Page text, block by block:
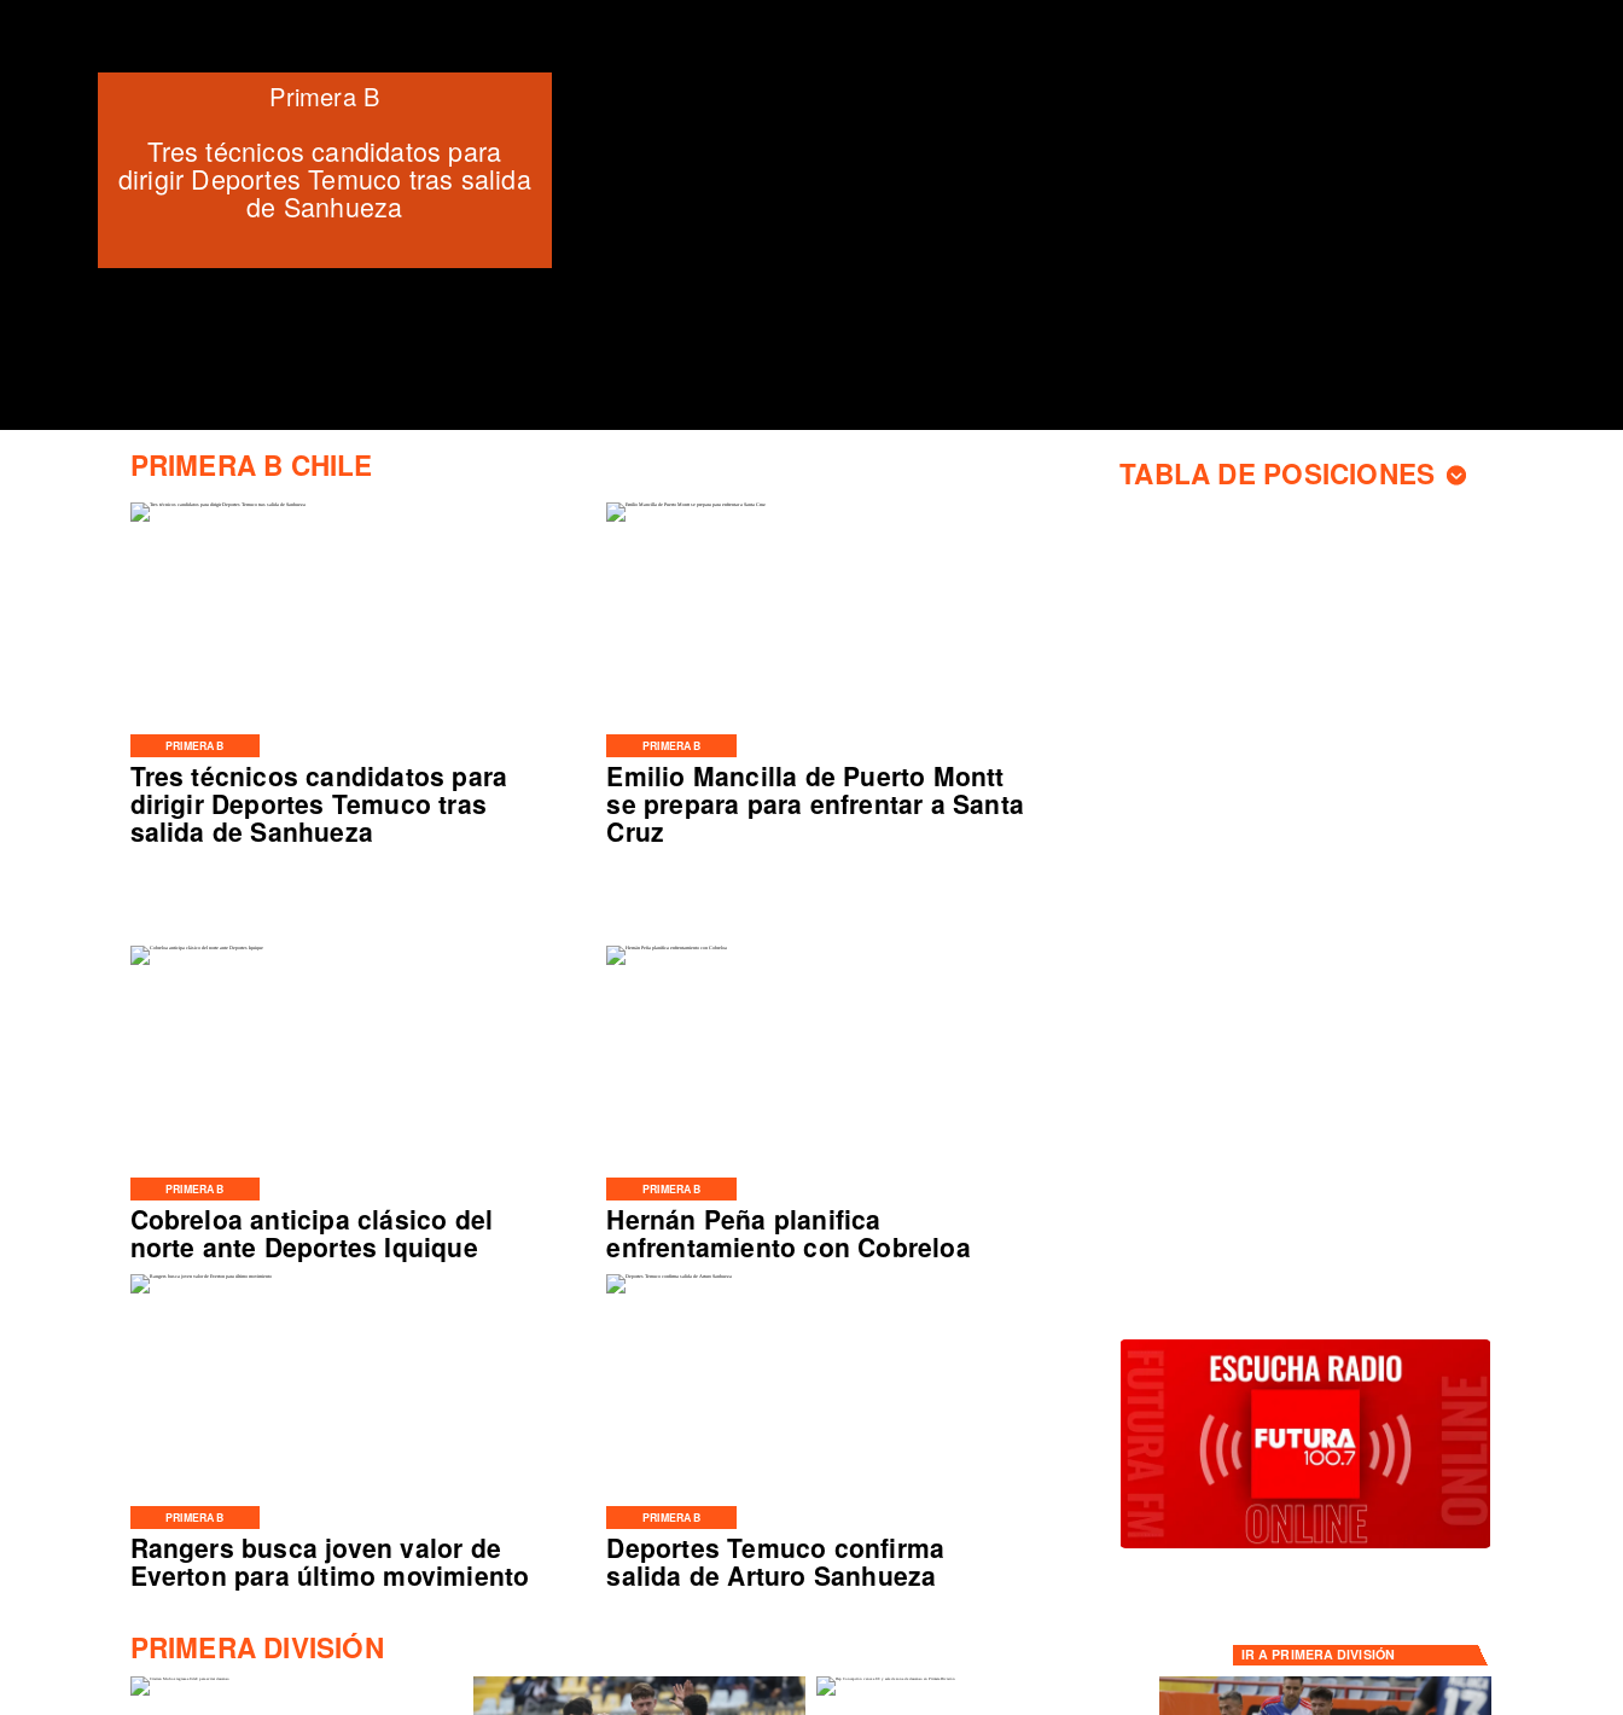
PRIMERA B
Tres técnicos candidatos para
dirigir Deportes Temuco tras
salida de Sanhueza
PRIMERA B
Emilio Mancilla de Puerto Montt
se prepara para enfrentar a Santa
Cruz
PRIMERA B
Cobreloa anticipa clásico del
norte ante Deportes Iquique
PRIMERA B
Hernán Peña planifica
enfrentamiento con Cobreloa
Tres técnicos candidatos para
dirigir Deportes Temuco tras salida
de Sanhueza
Primera B
PRIMERA B CHILE TABLA DE POSICIONES
PRIMERA B
Rangers busca joven valor de
Everton para último movimiento
PRIMERA B
Deportes Temuco confirma
salida de Arturo Sanhueza
PRIMERA DIVISIÓN IR A PRIMERA DIVISIÓN